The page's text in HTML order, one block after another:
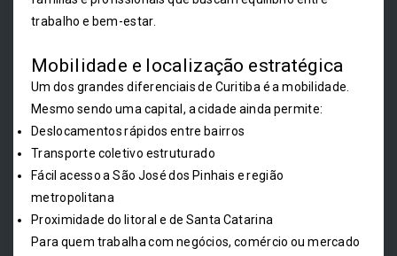
trabalho e bem-estar.
Mobilidade e localização estratégica
Um dos grandes diferenciais de Curitiba é a mobilidade.
Mesmo sendo uma capital, a cidade ainda permite:
Deslocamentos rápidos entre bairros
Transporte coletivo estruturado
Fácil acesso a São José dos Pinhais e região
metropolitana
Proximidade do litoral e de Santa Catarina
Para quem trabalha com negócios, comércio ou mercado